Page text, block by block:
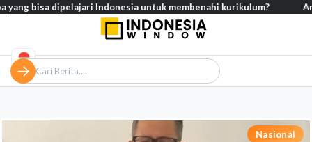
Nasional
bisa dipelajari Indonesia untuk membenahi kurikulum?